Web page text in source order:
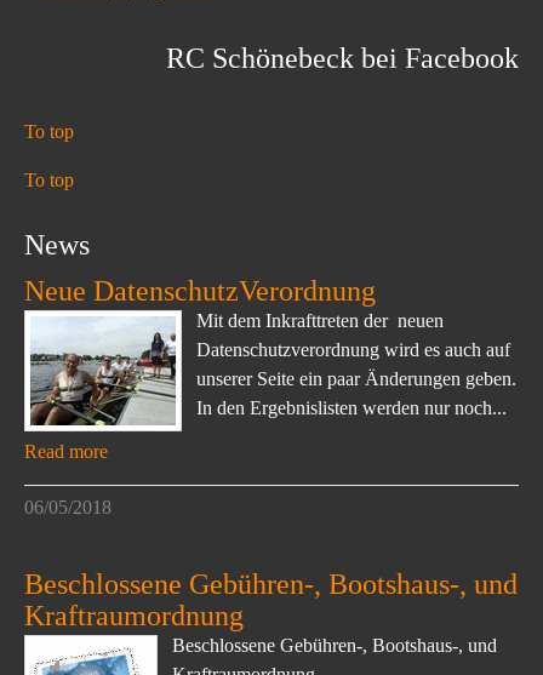
RC Schönebeck bei Facebook
To top
To top
News
Neue DatenschutzVerordnung
Mit dem Inkrafttreten der neuen
Datenschutzverordnung wird es auch auf
unserer Seite ein paar Änderungen geben.
In den Ergebnislisten werden nur noch...
Read more
06/05/2018
Beschlossene Gebühren-, Bootshaus-, und
Kraftraumordnung
Beschlossene Gebühren-, Bootshaus-, und